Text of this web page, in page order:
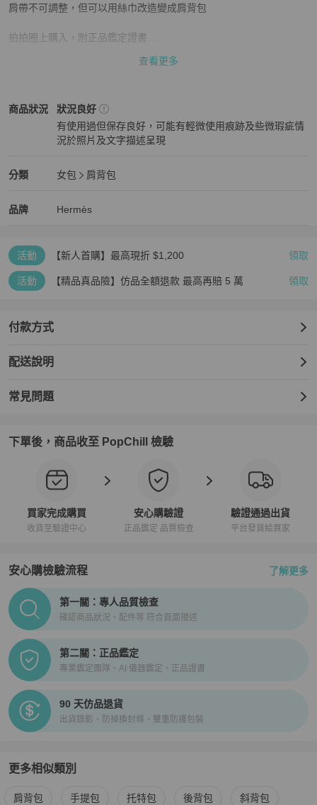
肩帶不可調整，但可以用絲巾改造變成肩背包
拍拍圈上購入，附正品鑑定證書
查看更多
商品狀況
Hermès女包商品狀態與細節
狀況良好
有使用過但保存良好，可能有輕微使用痕跡及些微瑕疵情
況於照片及文字描述呈現
分類
Hermès 女包分類資訊
女包
肩背包
品牌
Hermès 精品女包品牌介紹
Hermès
Hermès 推薦清單
活動 【新人首購】最高現折 $1,200 領取
活動 【精品真品險】仿品全額退款 最高再賠 5 萬 領取
付款方式
配送說明
常見問題
下單後，商品收至 PopChill 檢驗
買家完成購買
收貨至驗證中心
安心購驗證
正品鑑定 品質檢查
驗證通過出貨
平台發貨給買家
安心購檢驗流程 了解更多
PopChill拍拍圈正品驗證、安心購檢驗流程介紹
第一關：專人品質檢查
確認商品狀況、配件等 符合頁面描述
第二關：正品鑑定
專業鑑定團隊、AI 儀器鑑定、正品證書
90 天仿品退貨
出貨錄影、防掉換封條、雙重防護包裝
更多相似類別
更多Hermès 女包相似商品推薦
肩背包 手提包 托特包 後背包 斜背包